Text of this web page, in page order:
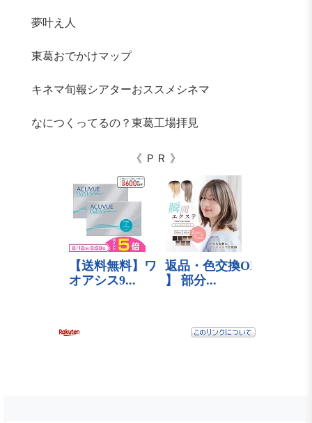
夢叶え人
東葛おでかけマップ
キネマ旬報シアターおススメシネマ
なにつくってるの？東葛工場拝見
《 ＰＲ 》